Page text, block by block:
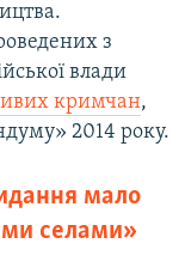
з
влади
кримчан,
2014 року.
мало
селами»